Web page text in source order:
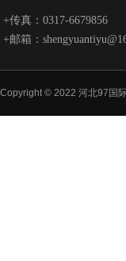
+传真：0317-6679856
+邮箱：
Copyright © 2022 河北97国